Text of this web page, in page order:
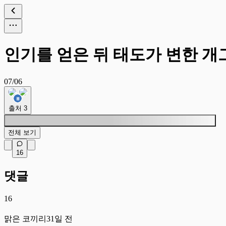
인기를 얻은 뒤 태도가 변한 개
07/06
출처 3
전체 보기
16
댓글
16
맑은 코끼리 31일 전